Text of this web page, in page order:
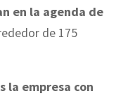
en la agenda de
de 175
la empresa con